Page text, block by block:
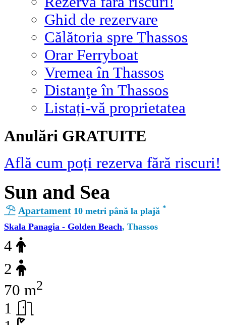
Ghid de rezervare
Călătoria spre Thassos
Orar Ferryboat
Vremea în Thassos
Distanţe în Thassos
Listați-vă proprietatea
Αnulări GRATUITE
Află cum poți rezerva fără riscuri!
Sun and Sea
Apartament 10 metri până la plajă *
Skala Panagia - Golden Beach, Thassos
4
2
70 m2
1